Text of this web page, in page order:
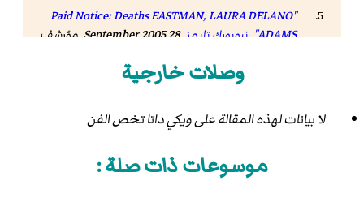
"Paid Notice: Deaths EASTMAN, LAURA DELANO
ADAMS"
.نيويورك تايمز
. 28 September 2005. مؤرشف
"Frederic Adams, Rail Officer, Dies: Director of
تايمز. 24 Oct 1961. صفحة 37.
( كتاب إلكتروني PDF ) .الجمعية الأثرية الأمريكية
وصلات خارجية
لا بيانات لهذه المقالة على ويكي داتا تخص الفن
موسوعات ذات صلة :